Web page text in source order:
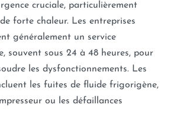
cruciale, particulièrement
forte chaleur. Les entreprises
généralement un service
souvent sous 24 à 48 heures, pour
les dysfonctionnements. Les
les fuites de fluide frigorigène,
ou les défaillances